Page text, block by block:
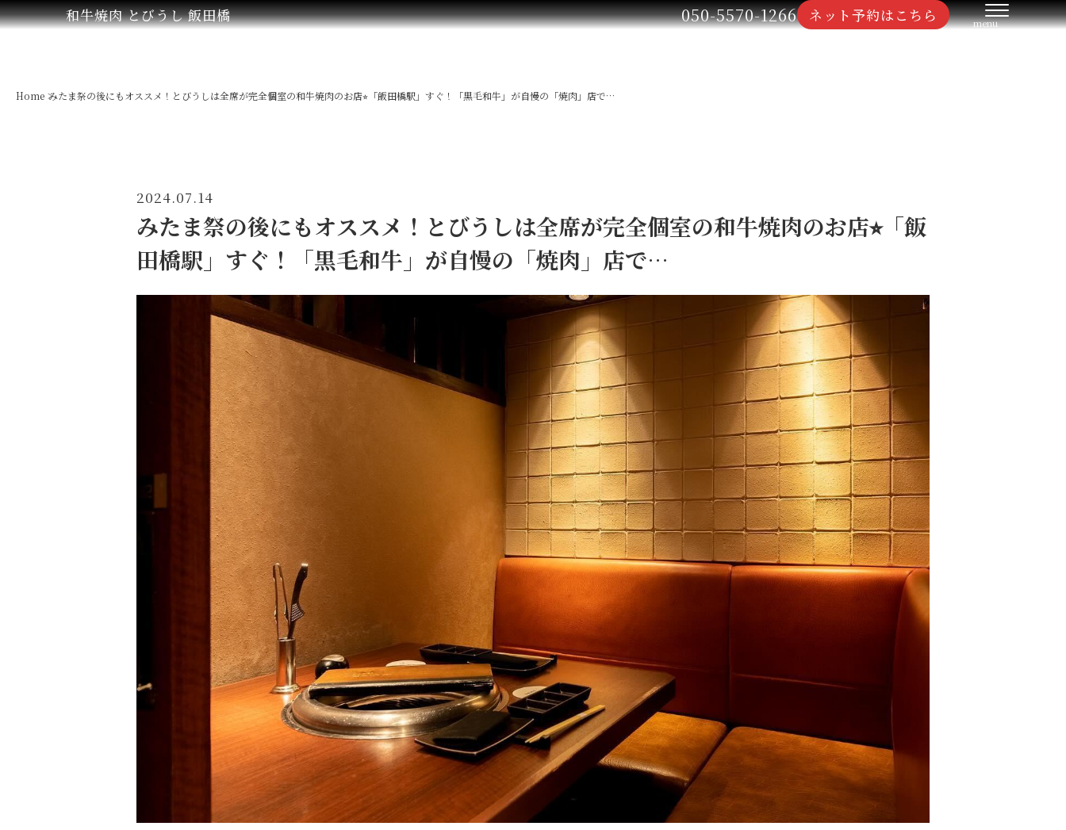
和牛焼肉 とびうし 飯田橋 050-5570-1266 ネット予約はこちら
Home みたま祭の後にもオススメ！とびうしは全席が完全個室の和牛焼肉のお店⭐︎「飯田橋駅」すぐ！「黒毛和牛」が自慢の「焼肉」店で…
2024.07.14
みたま祭の後にもオススメ！とびうしは全席が完全個室の和牛焼肉のお店⭐︎「飯
田橋駅」すぐ！「黒毛和牛」が自慢の「焼肉」店で…